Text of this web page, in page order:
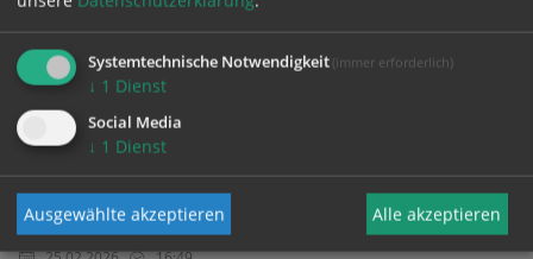
Familienbischof Hermann Glettler bei IEF-
Podiumsgespräch über Demografie und Familie
"Die Kirche sollte überlegen, ob sie sich
noch stärker zu Kindern bekennen kann"
Systemtechnische Notwendigkeit (immer erforderlich)
↓ 1 Dienst
Social Media
↓ 1 Dienst
Ausgewählte akzeptieren Alle akzeptieren